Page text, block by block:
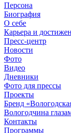
Персона
Биография
О себе
Карьера и
Пресс-центр
Новости
Фото
Видео
Дневники
Фото для прессы
Проекты
Бренд
Вологодчина
Контакты
Программы